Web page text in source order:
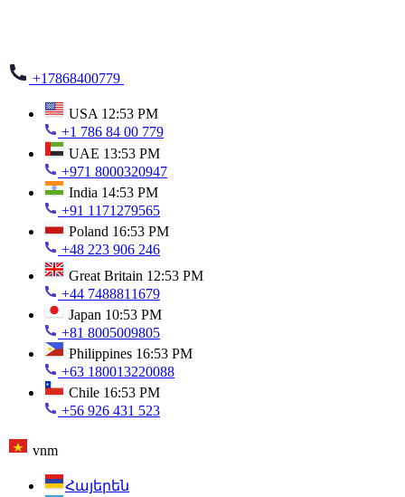
+17868400779
USA 12:53 PM
+1 786 84 00 779
UAE 13:53 PM
+971 8000320947
India 14:53 PM
+91 1171279565
Poland 16:53 PM
+48 223 906 246
Great Britain 12:53 PM
+44 7488811679
Japan 10:53 PM
+81 8005009805
Philippines 16:53 PM
+63 180013220088
Chile 16:53 PM
+56 926 431 523
vnm
Հայերեն